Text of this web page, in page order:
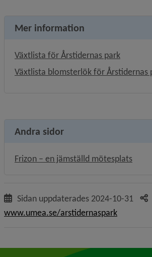
Mer information
Växtlista för Årstidernas park, 2 MB.
Växtlista blomsterlök för Årstidernas
Andra sidor
Frizon – en jämställd mötesplats
Sidan uppdaterades 2024-10-31
www.umea.se/arstidernaspark